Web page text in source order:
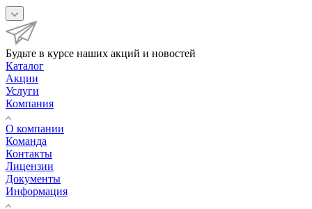
Будьте в курсе наших акций и новостей
Каталог
Акции
Услуги
Компания
О компании
Команда
Контакты
Лицензии
Документы
Информация